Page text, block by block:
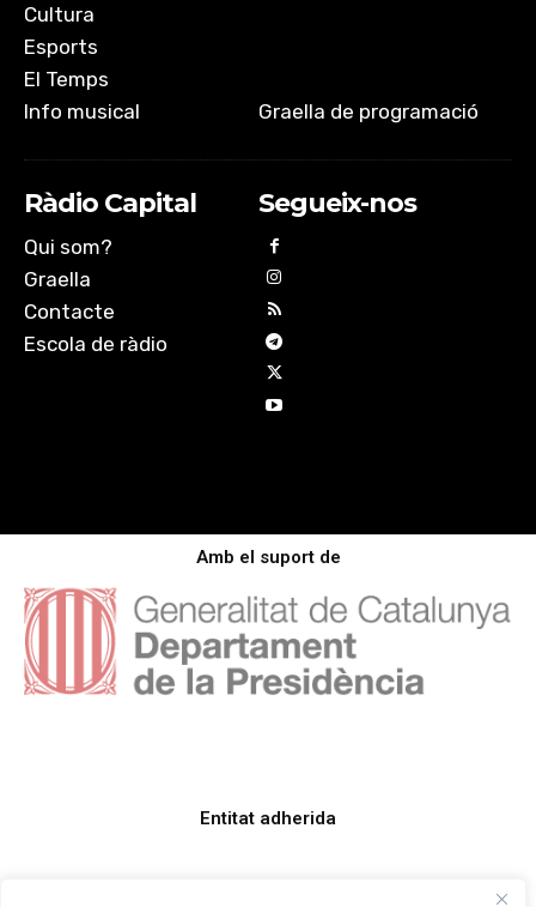
Cultura
Esports
El Temps
Info musical
Graella de programació
Ràdio Capital
Qui som?
Graella
Contacte
Escola de ràdio
Segueix-nos
Amb el suport de
Entitat adherida